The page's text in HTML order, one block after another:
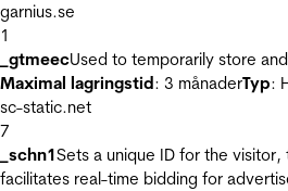
garnius.se
1
_gtmeecUsed to temporarily store
Maximal lagringstid: 3 månaderTyp:
sc-static.net
7
_schn1Sets a unique ID for the
facilitates real-time bidding for